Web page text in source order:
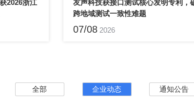
跨地域测试一致性难题
07/08 2026
全部 企业动态 通知公告